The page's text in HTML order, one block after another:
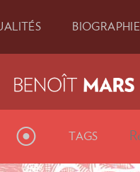
ALITÉS BIOGRAPHIE
⦿ TAGS